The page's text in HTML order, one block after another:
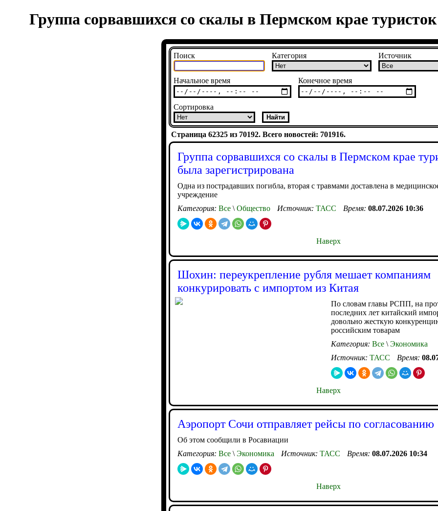
Группа сорвавшихся со скалы в Пермском крае
Поиск Категория Источник
Начальное время Конечное время
Сортировка
Страница 62325 из 70192. Всего новостей: 701916.
Группа сорвавшихся со скалы в Пермском крае
была зарегистрирована
Одна из пострадавших погибла, вторая с травмами доставлена в
учреждение
Категория: Все \ Общество Источник: ТАСС Время: 08.07.2026 10:36
Наверх
Шохин: переукрепление рубля мешает компаниям
конкурировать с импортом из Китая
По словам главы РСПП, на
последних лет китайский
довольно жесткую
российским товарам
Категория: Все \ Экономика
Источник: ТАСС Время:
Наверх
Аэропорт Сочи отправляет рейсы по согласованию
Об этом сообщили в Росавиации
Категория: Все \ Экономика Источник: ТАСС Время: 08.07.2026 10:34
Наверх